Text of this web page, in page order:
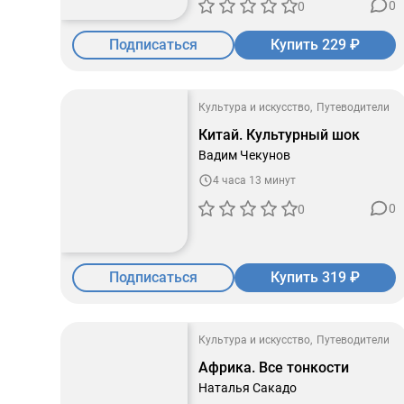
0 0
Подписаться Купить 229 ₽
Культура и искусство Путеводители
Китай. Культурный шок
Вадим Чекунов
4 часа 13 минут
0 0
Подписаться Купить 319 ₽
Культура и искусство Путеводители
Африка. Все тонкости
Наталья Сакадо